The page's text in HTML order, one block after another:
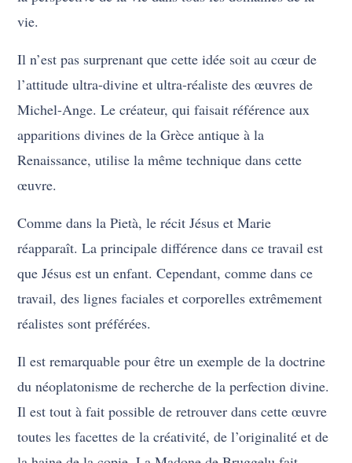
vie.
Il n’est pas surprenant que cette idée soit au cœur de
l’attitude ultra-divine et ultra-réaliste des œuvres de
Michel-Ange. Le créateur, qui faisait référence aux
apparitions divines de la Grèce antique à la
Renaissance, utilise la même technique dans cette
œuvre.
Comme dans la Pietà, le récit Jésus et Marie
réapparaît. La principale différence dans ce travail est
que Jésus est un enfant. Cependant, comme dans ce
travail, des lignes faciales et corporelles extrêmement
réalistes sont préférées.
Il est remarquable pour être un exemple de la doctrine
du néoplatonisme de recherche de la perfection divine.
Il est tout à fait possible de retrouver dans cette œuvre
toutes les facettes de la créativité, de l’originalité et de